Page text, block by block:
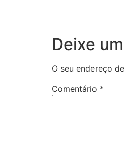
Deixe
O seu endereço
Comentário *